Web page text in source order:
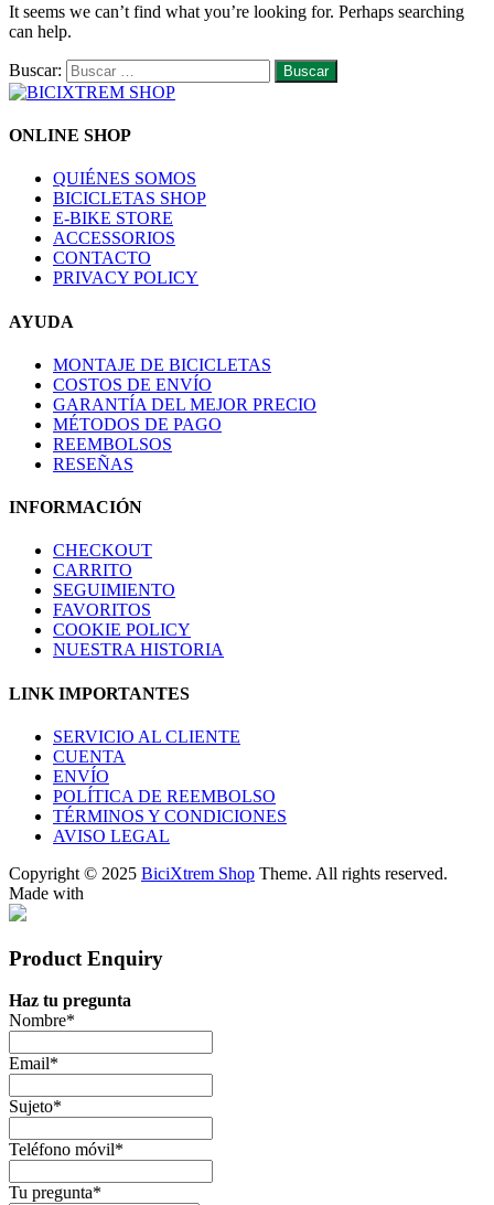
It seems we can’t find what you’re looking for. Perhaps searching
can help.
Buscar:
ONLINE SHOP
QUIÉNES SOMOS
BICICLETAS SHOP
E-BIKE STORE
ACCESSORIOS
CONTACTO
PRIVACY POLICY
AYUDA
MONTAJE DE BICICLETAS
COSTOS DE ENVÍO
GARANTÍA DEL MEJOR PRECIO
MÉTODOS DE PAGO
REEMBOLSOS
RESEÑAS
INFORMACIÓN
CHECKOUT
CARRITO
SEGUIMIENTO
FAVORITOS
COOKIE POLICY
NUESTRA HISTORIA
LINK IMPORTANTES
SERVICIO AL CLIENTE
CUENTA
ENVÍO
POLÍTICA DE REEMBOLSO
TÉRMINOS Y CONDICIONES
AVISO LEGAL
Copyright © 2025 BiciXtrem Shop Theme. All rights reserved.
Made with
Product Enquiry
Haz tu pregunta
Nombre*
Email*
Sujeto*
Teléfono móvil*
Tu pregunta*